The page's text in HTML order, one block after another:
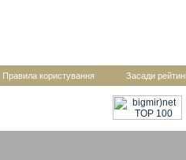
Правила користування Засади